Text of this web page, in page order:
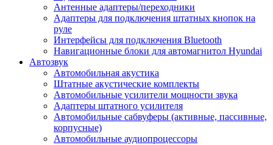
Антенные адаптеры/переходники
Адаптеры для подключения штатных кнопок на
руле
Интерфейсы для подключения Bluetooth
Навигационные блоки для автомагнитол Hyundai
Автозвук
Автомобильная акустика
Штатные акустические комплекты
Автомобильные усилители мощности звука
Адаптеры штатного усилителя
Автомобильные сабвуферы (активные, пассивные,
корпусные)
Автомобильные аудиопроцессоры